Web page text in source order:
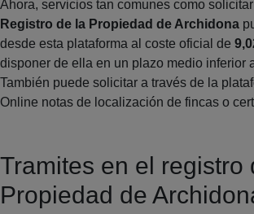
Ahora, servicios tan comunes como
Registro de la Propiedad de Archidona
desde esta plataforma al coste oficial de
disponer de ella en un plazo medio inferior
También puede solicitar a través de la
Online notas de localización de fincas o
Tramites en el registro
Propiedad de